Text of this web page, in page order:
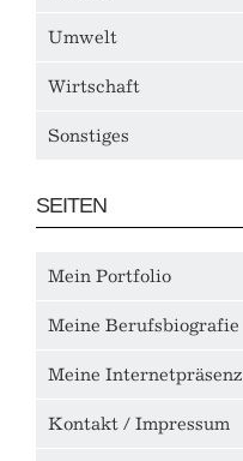
Umwelt
Wirtschaft
Sonstiges
SEITEN
Mein Portfolio
Meine Berufsbiografie
Meine Internetpräsenz
Kontakt / Impressum